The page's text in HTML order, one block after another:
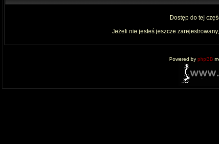
Dostęp do tej
Jeżeli nie jesteś jeszcze
Powered by phpBB